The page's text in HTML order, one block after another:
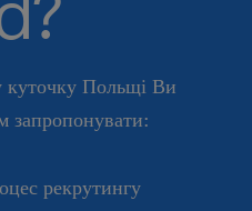
куточку Польщі Ви
запропонувати:
рекрутингу